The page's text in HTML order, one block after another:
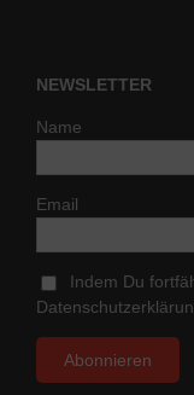
NEWSLETTER
Name
Email
Indem Du